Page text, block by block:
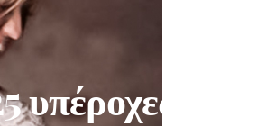
ιδέες